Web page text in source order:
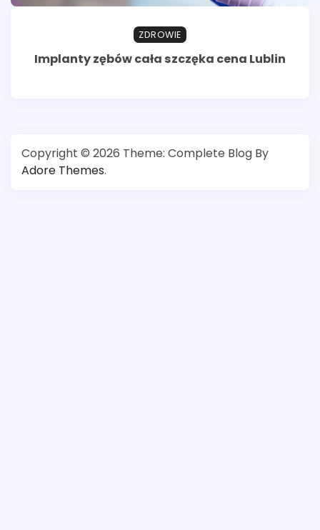
ZDROWIE
Implanty zębów cała szczęka cena Lublin
Copyright © 2026 Theme: Complete Blog By
Adore Themes.